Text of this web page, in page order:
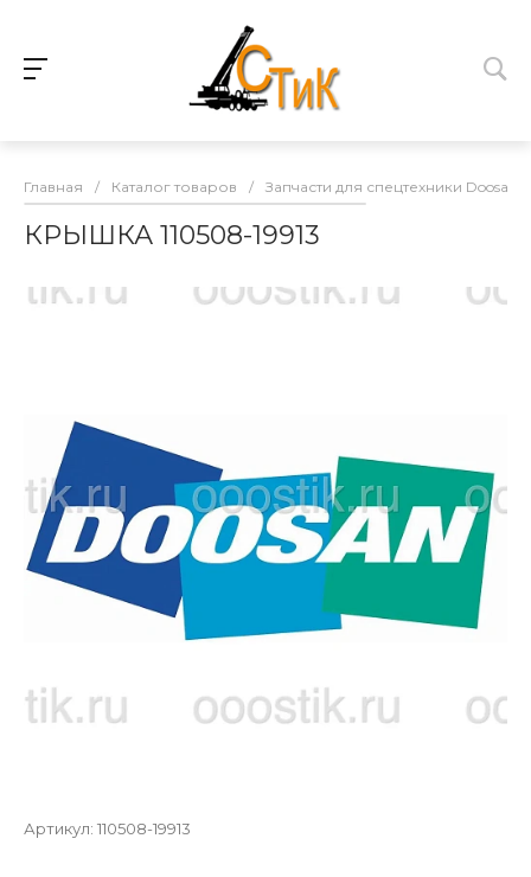
Главная / Каталог товаров / Запчасти для спецтехники Doosan
КРЫШКА 110508-19913
Артикул: 110508-19913